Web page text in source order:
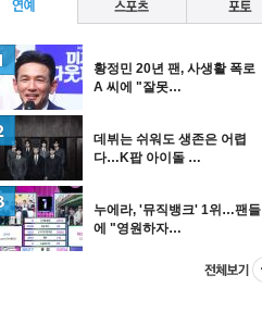
황정민 20년 팬, 사생활 폭로
A 씨에 "잘못…
데뷔는 쉬워도 생존은 어렵
다…K팝 아이돌 …
누에라, '뮤직뱅크' 1위…팬들
에 "영원하자…